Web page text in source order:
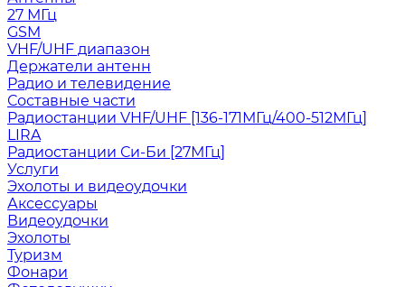
27 МГц
GSM
VHF/UHF диапазон
Держатели антенн
Радио и телевидение
Составные части
Радиостанции VHF/UHF [136-171МГц/400-512МГц]
LIRA
Радиостанции Си-Би [27МГц]
Услуги
Эхолоты и видеоудочки
Аксессуары
Видеоудочки
Эхолоты
Туризм
Фонари